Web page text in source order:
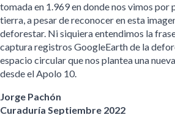
tomada en 1.969 en donde nos vimos por
tierra, a pesar de reconocer en esta
deforestar. Ni siquiera entendimos la
captura registros GoogleEarth de la
espacio circular que nos plantea una
desde el Apolo 10.
Jorge Pachón
Curaduría Septiembre 2022